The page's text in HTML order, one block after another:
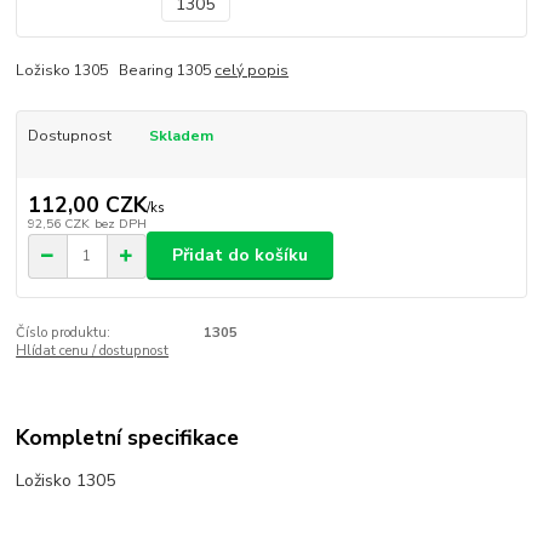
Ložisko 1305 Bearing 1305 celý popis
Dostupnost Skladem
112,00 CZK/ks
92,56 CZK bez DPH
Přidat do košíku
Číslo produktu:
1305
Hlídat cenu / dostupnost
Kompletní specifikace
Ložisko 1305